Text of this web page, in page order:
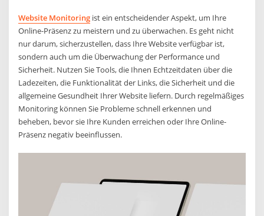
Website Monitoring ist ein entscheidender Aspekt, um Ihre
Online-Präsenz zu meistern und zu überwachen. Es geht nicht
nur darum, sicherzustellen, dass Ihre Website verfügbar ist,
sondern auch um die Überwachung der Performance und
Sicherheit. Nutzen Sie Tools, die Ihnen Echtzeitdaten über die
Ladezeiten, die Funktionalität der Links, die Sicherheit und die
allgemeine Gesundheit Ihrer Website liefern. Durch regelmäßiges
Monitoring können Sie Probleme schnell erkennen und
beheben, bevor sie Ihre Kunden erreichen oder Ihre Online-
Präsenz negativ beeinflussen.